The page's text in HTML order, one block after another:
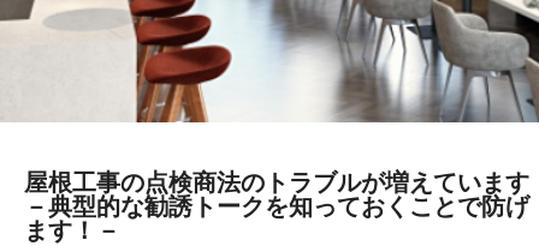
屋根工事の点検商法のトラブルが増えています
－典型的な勧誘トークを知っておくことで防げ
ます！－